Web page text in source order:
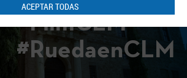
ACEPTAR TODAS
#FilmCLM
#RuedaenCLM